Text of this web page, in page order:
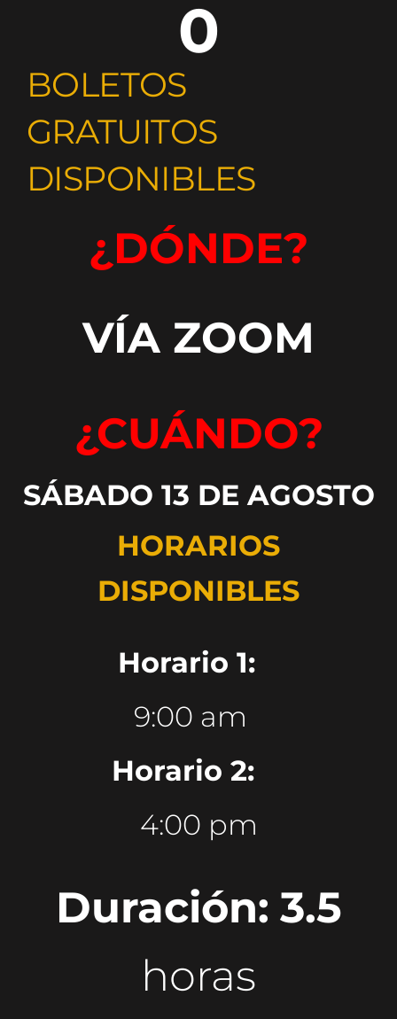
BOLETOS
GRATUITOS
DISPONIBLES
0
¿DÓNDE?
VÍA ZOOM
¿CUÁNDO?
SÁBADO 13 DE AGOSTO
HORARIOS
DISPONIBLES
Horario 1:
9:00 am
Horario 2:
4:00 pm
Duración: 3.5
horas